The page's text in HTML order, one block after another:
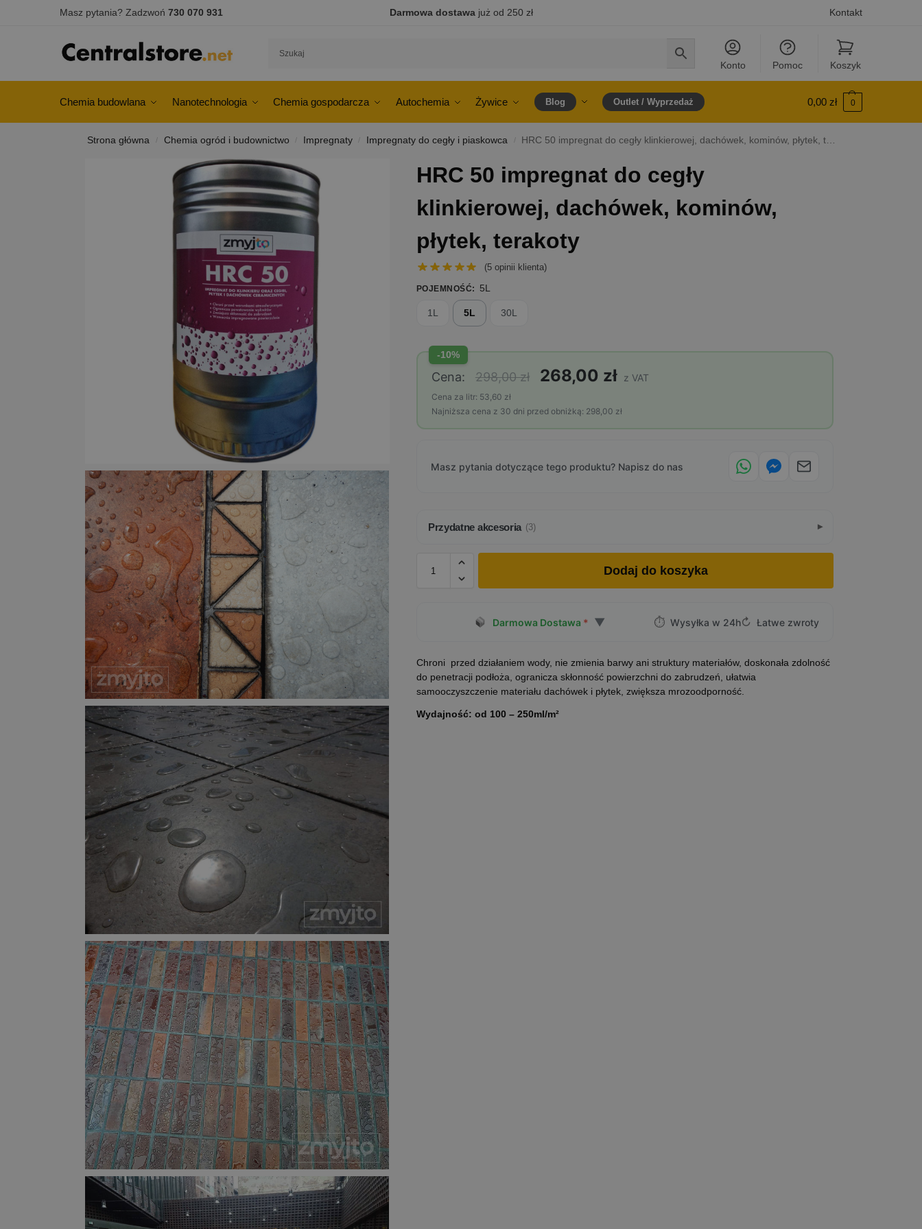
Masz pytania? Zadzwoń 730 070 931 Darmowa dostawajuż od 250 zł Kontakt
Konto Pomoc Koszyk
Chemia budowlana Nanotechnologia Chemia gospodarcza Autochemia Żywice Blog Outlet / Wyprzedaż 0,00 zł 0
Strona główna / Chemia ogród i budownictwo / Impregnaty / Impregnaty do cegły i piaskowca / HRC 50 impregnat do cegły klinkierowej, dachówek, kominów, płytek, terakoty
HRC 50 impregnat do cegły
klinkierowej, dachówek, kominów,
płytek, terakoty
(5 opinii klienta)
POJEMNOŚĆ: 5L
1L 5L 30L
-10%
Cena: 298,00 zł 268,00 zł z VAT
Cena za litr: 53,60 zł
Najniższa cena z 30 dni przed obniżką: 298,00 zł
Masz pytania dotyczące tego produktu? Napisz do nas
Przydatne akcesoria (3)
Dodaj do koszyka
Darmowa Dostawa * ▼ ⏱ Wysyłka w 24h↻ Łatwe zwroty
Chroni przed działaniem wody, nie zmienia barwy ani struktury materiałów, doskonała zdolność
do penetracji podłoża, ogranicza skłonność powierzchni do zabrudzeń, ułatwia
samooczyszczenie materiału dachówek i płytek, zwiększa mrozoodporność.
Wydajność: od 100 – 250ml/m²